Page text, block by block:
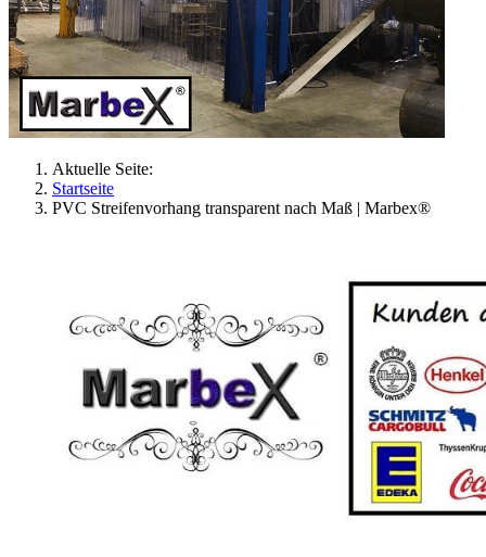
Aktuelle Seite:
Startseite
PVC Streifenvorhang transparent nach Maß | Marbex®